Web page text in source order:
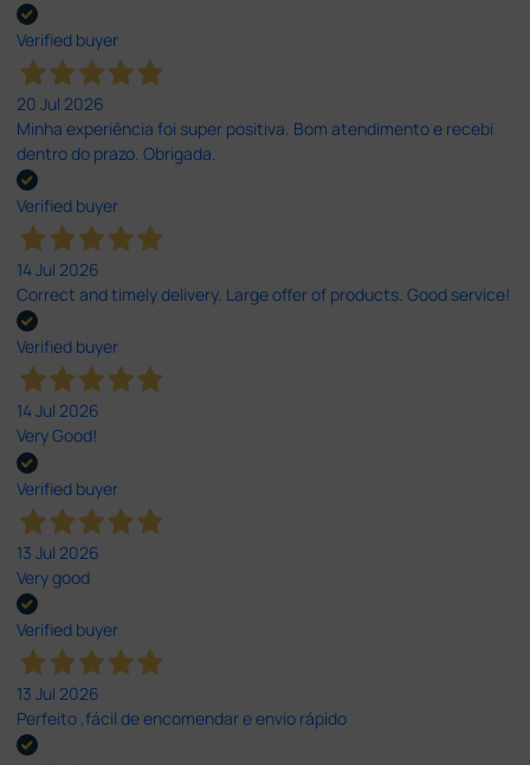
Verified buyer
20 Jul 2026
Minha experiência foi super positiva. Bom atendimento e recebi
dentro do prazo. Obrigada.
Verified buyer
14 Jul 2026
Correct and timely delivery. Large offer of products. Good service!
Verified buyer
14 Jul 2026
Very Good!
Verified buyer
13 Jul 2026
Very good
Verified buyer
13 Jul 2026
Perfeito ,fácil de encomendar e envio rápido